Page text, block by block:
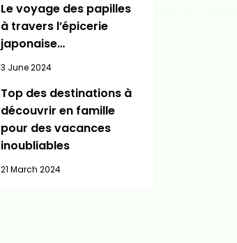
Le voyage des papilles
à travers l’épicerie
japonaise…
3 June 2024
Top des destinations à
découvrir en famille
pour des vacances
inoubliables
21 March 2024